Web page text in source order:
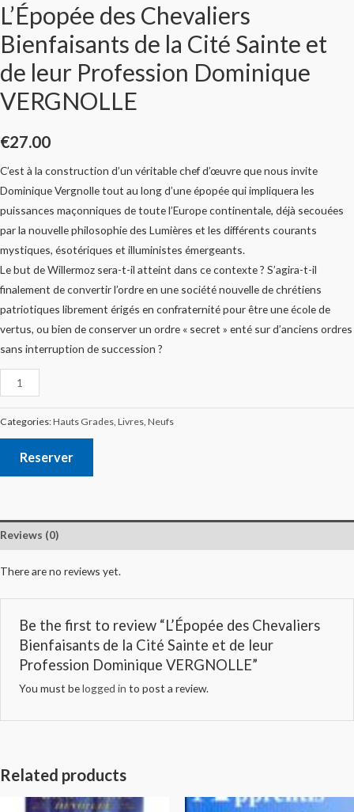
L’Épopée des Chevaliers
Bienfaisants de la Cité Sainte et
de leur Profession Dominique
VERGNOLLE
€27.00
C’est à la construction d’un véritable chef d’œuvre que nous invite
Dominique Vergnolle tout au long d’une épopée qui impliquera les
puissances maçonniques de toute l’Europe continentale, déjà secouées
par la nouvelle philosophie des Lumières et les différents courants
mystiques, ésotériques et illuministes émergeants.
Le but de Willermoz sera-t-il atteint dans ce contexte ? S’agira-t-il
finalement de convertir l’ordre en une société nouvelle de chrétiens
patriotiques librement érigés en confraternité pour être une école de
vertus, ou bien de conserver un ordre « secret » enté sur d’anciens ordres
sans interruption de succession ?
Categories:Hauts Grades Livres Neufs
Reserver
Reviews (0)
There are no reviews yet.
Be the first to review “L’Épopée des Chevaliers
Bienfaisants de la Cité Sainte et de leur
Profession Dominique VERGNOLLE”
You must belogged in to post a review.
Related products